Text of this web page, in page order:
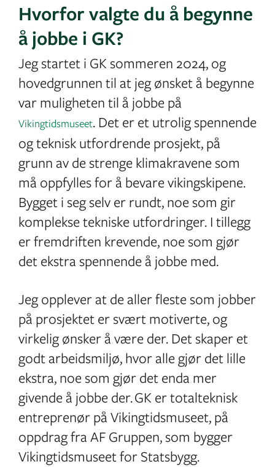
Hvorfor valgte du å begynne
å jobbe i GK?
Jeg startet i GK sommeren 2024, og
hovedgrunnen til at jeg ønsket å begynne
var muligheten til å jobbe på
Vikingtidsmuseet. Det er et utrolig spennende
og teknisk utfordrende prosjekt, på
grunn av de strenge klimakravene som
må oppfylles for å bevare vikingskipene.
Bygget i seg selv er rundt, noe som gir
komplekse tekniske utfordringer. I tillegg
er fremdriften krevende, noe som gjør
det ekstra spennende å jobbe med.
Jeg opplever at de aller fleste som jobber
på prosjektet er svært motiverte, og
virkelig ønsker å være der. Det skaper et
godt arbeidsmiljø, hvor alle gjør det lille
ekstra, noe som gjør det enda mer
givende å jobbe der. GK er totalteknisk
entreprenør på Vikingtidsmuseet, på
oppdrag fra AF Gruppen, som bygger
Vikingtidsmuseet for Statsbygg.